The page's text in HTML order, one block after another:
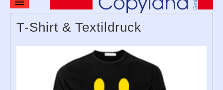
Home
Produkte & Leistungen
T-Shirt & Textildruck